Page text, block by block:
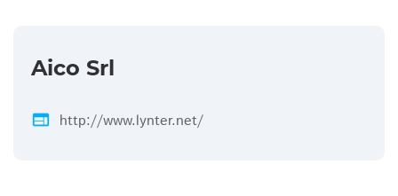
Aico Srl
web http://www.lynter.net/